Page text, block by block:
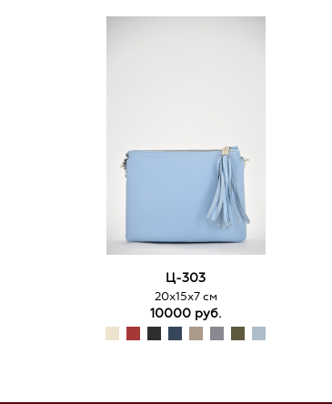
Ц-303
20х15х7 см
10000 руб.